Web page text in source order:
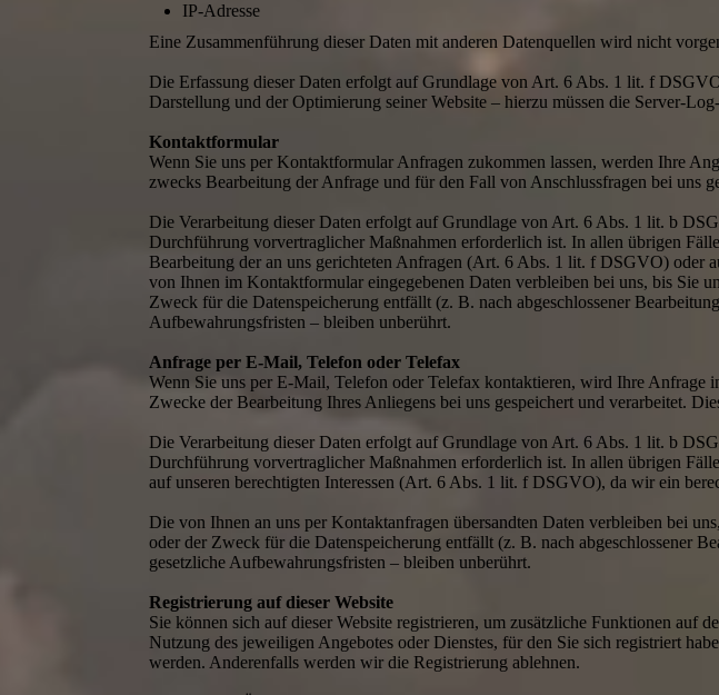
IP-Adresse
Eine Zusammenführung dieser Daten mit anderen Datenquellen wird nicht
Die Erfassung dieser Daten erfolgt auf Grundlage von Art. 6 Abs. 1 lit. f
Darstellung und der Optimierung seiner Website – hierzu müssen die Server-
Kontaktformular
Wenn Sie uns per Kontaktformular Anfragen zukommen lassen, werden Ihre
zwecks Bearbeitung der Anfrage und für den Fall von Anschlussfragen bei uns
Die Verarbeitung dieser Daten erfolgt auf Grundlage von Art. 6 Abs. 1 lit. b
Durchführung vorvertraglicher Maßnahmen erforderlich ist. In allen übrigen
Bearbeitung der an uns gerichteten Anfragen (Art. 6 Abs. 1 lit. f DSGVO)
von Ihnen im Kontaktformular eingegebenen Daten verbleiben bei uns, bis
Zweck für die Datenspeicherung entfällt (z. B. nach abgeschlossener
Aufbewahrungsfristen – bleiben unberührt.
Anfrage per E-Mail, Telefon oder Telefax
Wenn Sie uns per E-Mail, Telefon oder Telefax kontaktieren, wird Ihre Anfrage
Zwecke der Bearbeitung Ihres Anliegens bei uns gespeichert und verarbeitet.
Die Verarbeitung dieser Daten erfolgt auf Grundlage von Art. 6 Abs. 1 lit. b
Durchführung vorvertraglicher Maßnahmen erforderlich ist. In allen übrigen
auf unseren berechtigten Interessen (Art. 6 Abs. 1 lit. f DSGVO), da wir ein
Die von Ihnen an uns per Kontaktanfragen übersandten Daten verbleiben bei
oder der Zweck für die Datenspeicherung entfällt (z. B. nach abgeschlossener
gesetzliche Aufbewahrungsfristen – bleiben unberührt.
Registrierung auf dieser Website
Sie können sich auf dieser Website registrieren, um zusätzliche Funktionen auf
Nutzung des jeweiligen Angebotes oder Dienstes, für den Sie sich registriert
werden. Anderenfalls werden wir die Registrierung ablehnen.